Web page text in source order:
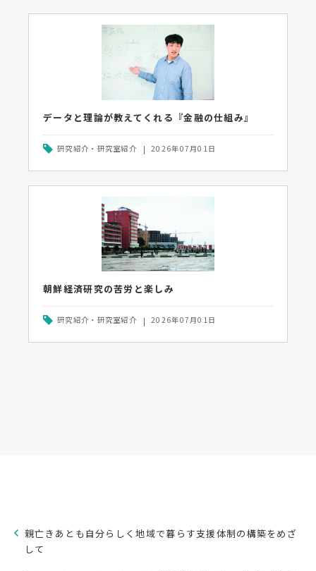
データと理論が教えてくれる『金融の仕組み』
研究紹介・研究室紹介 2026年07月01日
朝鮮経済研究の苦労と楽しみ
研究紹介・研究室紹介 2026年07月01日
親亡きあとも自分らしく地域で暮らす支援体制の構築をめざ
して